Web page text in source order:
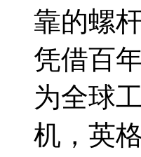
靠的螺
凭借百
为全球
机，英